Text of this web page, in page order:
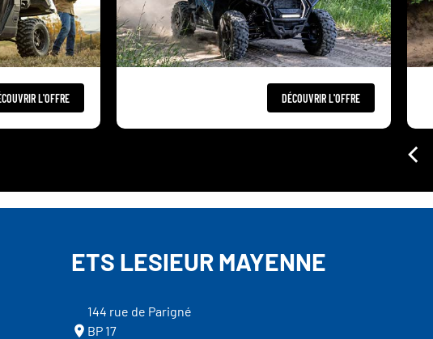
L'OFFRE DÉCOUVRIR L'OFFRE
ETS LESIEUR MAYENNE
144 rue de Parigné
BP 17